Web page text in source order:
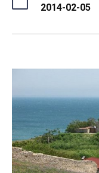
2014-02-05